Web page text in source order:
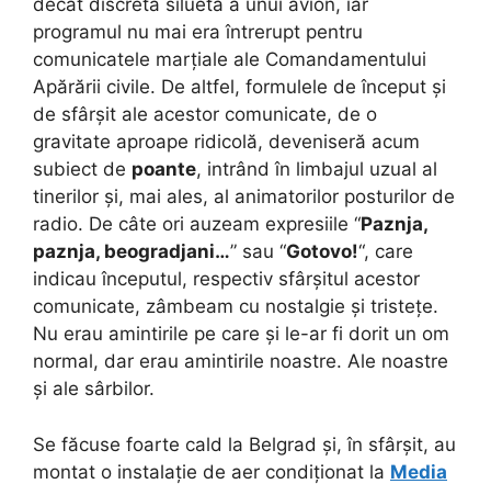
decât discreta siluetă a unui avion, iar
programul nu mai era întrerupt pentru
comunicatele marțiale ale Comandamentului
Apărării civile. De altfel, formulele de început și
de sfârșit ale acestor comunicate, de o
gravitate aproape ridicolă, deveniseră acum
subiect de poante, intrând în limbajul uzual al
tinerilor și, mai ales, al animatorilor posturilor de
radio. De câte ori auzeam expresiile “Paznja,
paznja, beogradjani…” sau “Gotovo!“, care
indicau începutul, respectiv sfârșitul acestor
comunicate, zâmbeam cu nostalgie și tristețe.
Nu erau amintirile pe care și le-ar fi dorit un om
normal, dar erau amintirile noastre. Ale noastre
și ale sârbilor.
Se făcuse foarte cald la Belgrad și, în sfârșit, au
montat o instalație de aer condiționat la Media